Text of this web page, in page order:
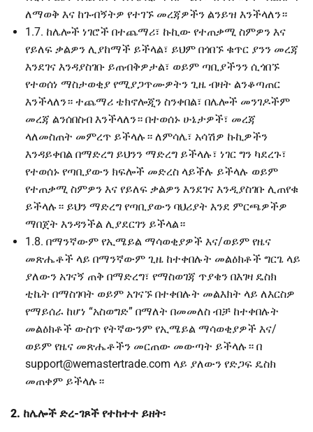
ለማወቅ እና ከጉብኝትዎ የተገኙ መረጃዎችን ልንይዝ እንችላለን።
1.7. ከሌሎች ነገሮች በተጨማሪ፣ ኩኪው የተጠቃሚ ስምዎን እና
የይለፍ ቃልዎን ሊያከማች ይችላል፣ ይህም በጎበኙ ቁጥር ያንን መረጃ
እንደገና እንዳያስገቡ ይጠብቅዎታል፣ ወይም ጣቢያችንን ሲጎበኙ
የተወሰነ ማስታወቂያ የሚያጋጥሙዎትን ጊዜ ብዛት ልንቆጣጠር
እንችላለን። ተጨማሪ ቴክኖሎጂን ስንቀበል፣ በሌሎች መንገዶችም
መረጃ ልንሰበስብ እንችላለን። በተወሰኑ ሁኔታዎች፣ መረጃ
ላለመስጠት መምረጥ ይችላሉ። ለምሳሌ፣ አሳሽዎ ኩኪዎችን
እንዳይቀበል በማድረግ ይህንን ማድረግ ይችላሉ፣ ነገር ግን ካደረጉ፣
የተወሰኑ የጣቢያውን ክፍሎች መድረስ ላይችሉ ይችላሉ ወይም
የተጠቃሚ ስምዎን እና የይለፍ ቃልዎን እንደገና እንዲያስገቡ ሊጠየቁ
ይችላሉ። ይህን ማድረግ የጣቢያውን ባህሪያት እንደ ምርጫዎችዎ
ማበጀት እንዳንችል ሊያደርገን ይችላል።
1.8. በማንኛውም የኢሜይል ማሳወቂያዎች እና/ወይም የዜና
መጽሔቶች ላይ በማንኛውም ጊዜ ከተቀበሉት መልዕክቶች ግርጌ ላይ
ያለውን አገናኝ ጠቅ በማድረግ፣ የማስወገጃ ጥያቄን በእገዛ ዴስክ
ቲኬት በማስገባት ወይም አገናኙ በተቀበሉት መልእክት ላይ ለእርስዎ
የማይሰራ ከሆነ “አስወግድ” በማለት በመመለስ ብቻ ከተቀበሉት
መልዕክቶች ውስጥ የትኛውንም የኢሜይል ማሳወቂያዎች እና/
ወይም የዜና መጽሔቶችን መርጠው መውጣት ይችላሉ። በ
support@wemastertrade.com ላይ ያለውን የድጋፍ ዴስክ
መጠቀም ይችላሉ።
2. ከሌሎች ድረ-ገጾች የተከተተ ይዘት፡